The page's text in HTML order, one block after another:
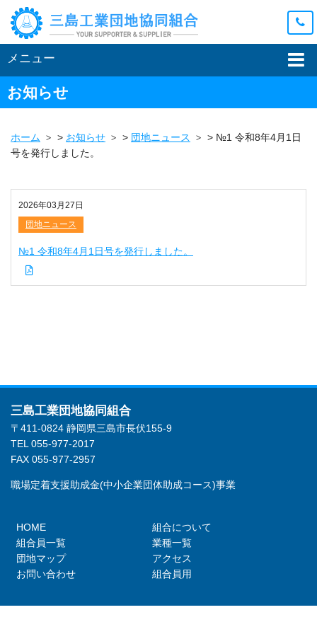
メニュー
お知らせ
ホーム > お知らせ > 団地ニュース > №1 令和8年4月1日
号を発行しました。
2026年03月27日
団地ニュース
№1 令和8年4月1日号を発行しました。
三島工業団地協同組合
〒411-0824 静岡県三島市長伏155-9
TEL 055-977-2017
FAX 055-977-2957
職場定着支援助成金(中小企業団体助成コース)事業
HOME
組合について
組合員一覧
業種一覧
団地マップ
アクセス
お問い合わせ
組合員用